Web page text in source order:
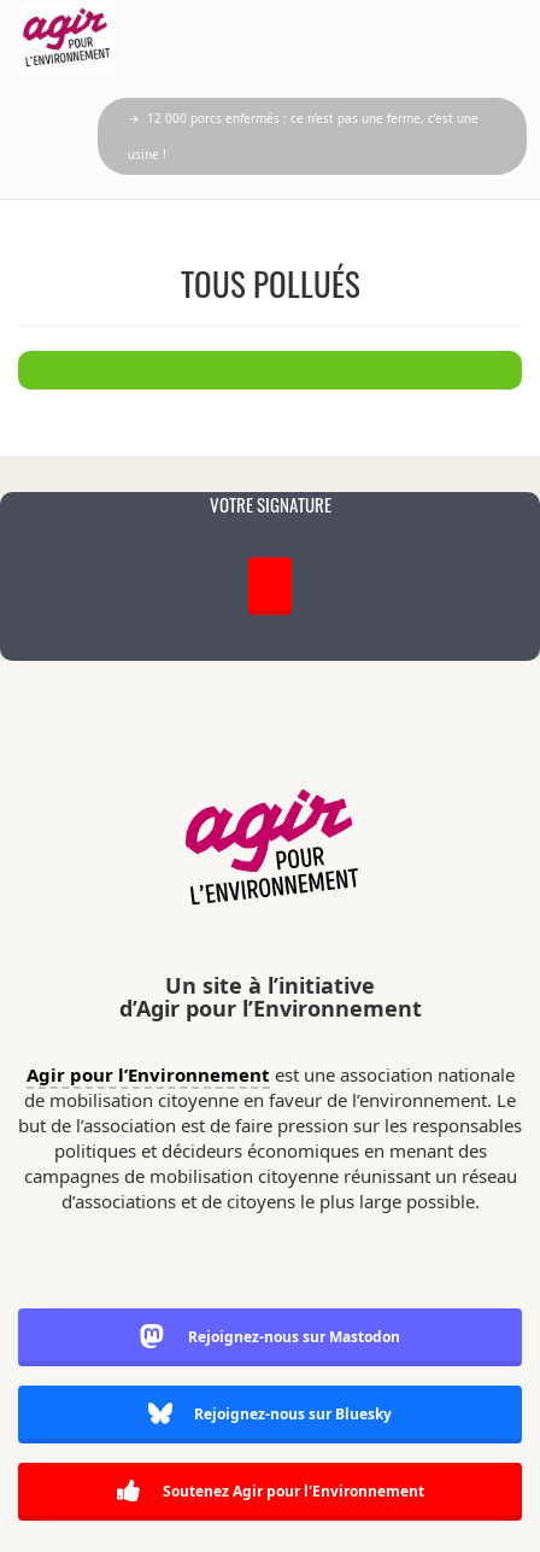
→ 12 000 porcs enfermés : ce n’est pas une ferme, c’est une
usine !
TOUS POLLUÉS
VOTRE SIGNATURE
Un site à l’initiative
d’Agir pour l’Environnement
Agir pour l’Environnement est une association nationale
de mobilisation citoyenne en faveur de l’environnement. Le
but de l’association est de faire pression sur les responsables
politiques et décideurs économiques en menant des
campagnes de mobilisation citoyenne réunissant un réseau
d’associations et de citoyens le plus large possible.
Rejoignez-nous sur Mastodon
Rejoignez-nous sur Bluesky
Soutenez Agir pour l'Environnement